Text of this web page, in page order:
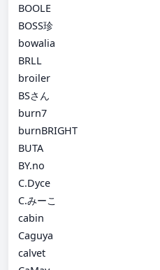
BOOLE
BOSS珍
bowalia
BRLL
broiler
BSさん
burn7
burnBRIGHT
BUTA
BY.no
C.Dyce
C.みーこ
cabin
Caguya
calvet